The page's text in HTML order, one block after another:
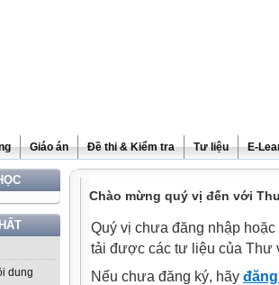
Giáo án Đề thi & Kiểm tra Tư liệu E-
dung
Chào mừng quý vị đến với
Quý vị chưa đăng nhập
tải được các tư liệu của Thư
Nếu chưa đăng ký, hãy